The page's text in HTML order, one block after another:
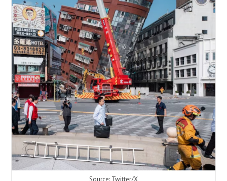
बाद
खतरे
का
निशान
पार
किया
—
1
मृत,
210
निकाले
गए,
मंदिर
जलभीषण